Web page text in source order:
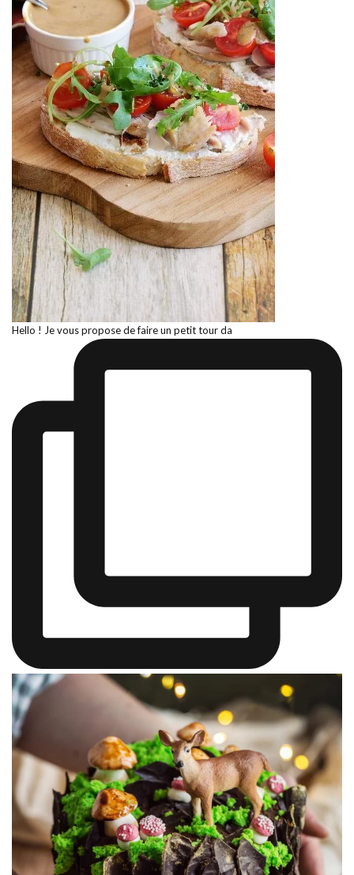
Hello ! Je vous propose de faire un petit tour da